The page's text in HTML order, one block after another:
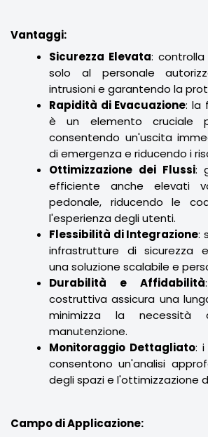
Vantaggi:
Sicurezza Elevata:
solo al personale
intrusioni e garantendo la
Rapidità di Evacuazione: la
è un elemento cruciale
consentendo un'uscita
di emergenza e riducendo i
Ottimizzazione dei Flussi:
efficiente anche elevati
pedonale, riducendo le
l'esperienza degli utenti.
Flessibilità di Integrazione:
infrastrutture di sicurezza
una soluzione scalabile e
Durabilità e Affidabilità
costruttiva assicura una
minimizza la
manutenzione.
Monitoraggio Dettagliato: i
consentono un'analisi
degli spazi e l'ottimizzazione
Campo di Applicazione: